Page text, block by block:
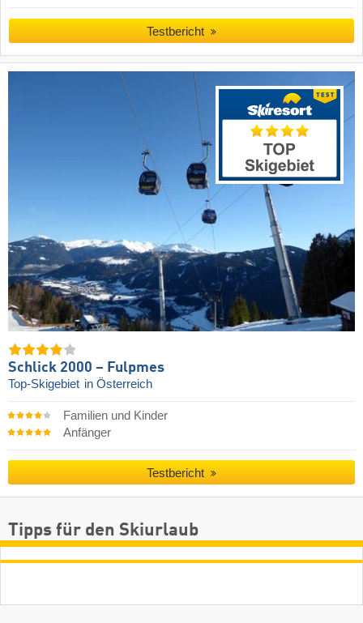
Testbericht
Schlick 2000 – Fulpmes
Top-Skigebiet in Österreich
Familien und Kinder
Anfänger
Testbericht
Tipps für den Skiurlaub